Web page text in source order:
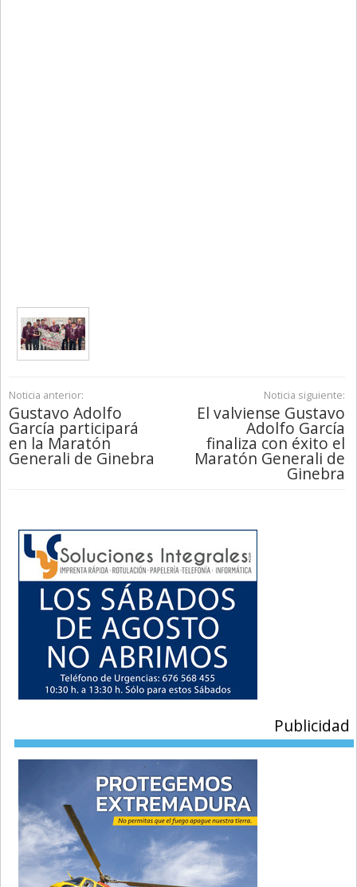
Noticia anterior:
Gustavo Adolfo
García participará
en la Maratón
Generali de Ginebra
Noticia siguiente:
El valviense Gustavo
Adolfo García
finaliza con éxito el
Maratón Generali de
Ginebra
Publicidad